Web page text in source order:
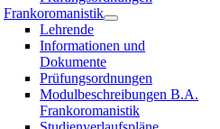
Frankoromanistik
Lehrende
Informationen und
Dokumente
Prüfungsordnungen
Modulbeschreibungen B.A.
Frankoromanistik